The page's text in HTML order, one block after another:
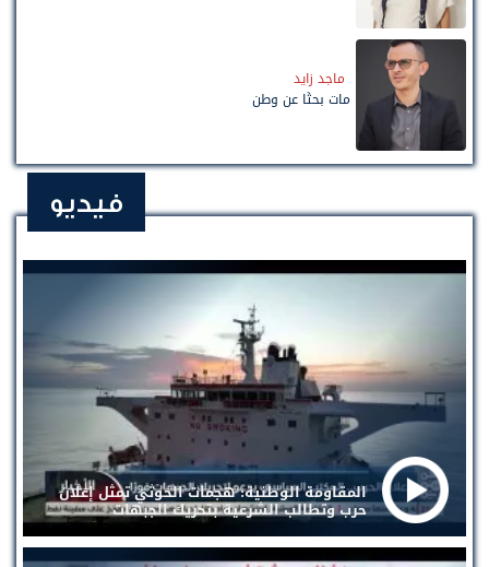
ماجد زايد
مات بحثًا عن وطن
فيديو
المقاومة الوطنية: هجمات الحوثي تمثل إعلان
حرب وتطالب الشرعية بتحريك الجبهات